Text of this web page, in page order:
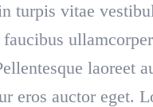
turpis vitae
laoreet
eros auctor eget.